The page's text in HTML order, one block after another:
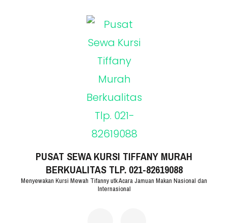
PUSAT SEWA KURSI TIFFANY MURAH
BERKUALITAS TLP. 021-82619088
Menyewakan Kursi Mewah Tifanny utk Acara Jamuan Makan Nasional dan
Internasional